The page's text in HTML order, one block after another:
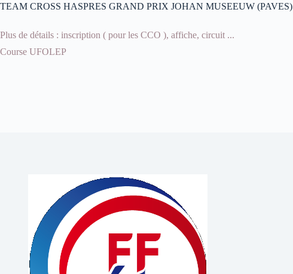
TEAM CROSS HASPRES GRAND PRIX JOHAN MUSEEUW (PAVES)
Plus de détails : inscription ( pour les CCO ), affiche, circuit ...
Course UFOLEP